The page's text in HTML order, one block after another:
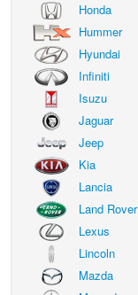
Honda
Hummer
Hyundai
Infiniti
Isuzu
Jaguar
Jeep
Kia
Lancia
Land Rover
Lexus
Lincoln
Mazda